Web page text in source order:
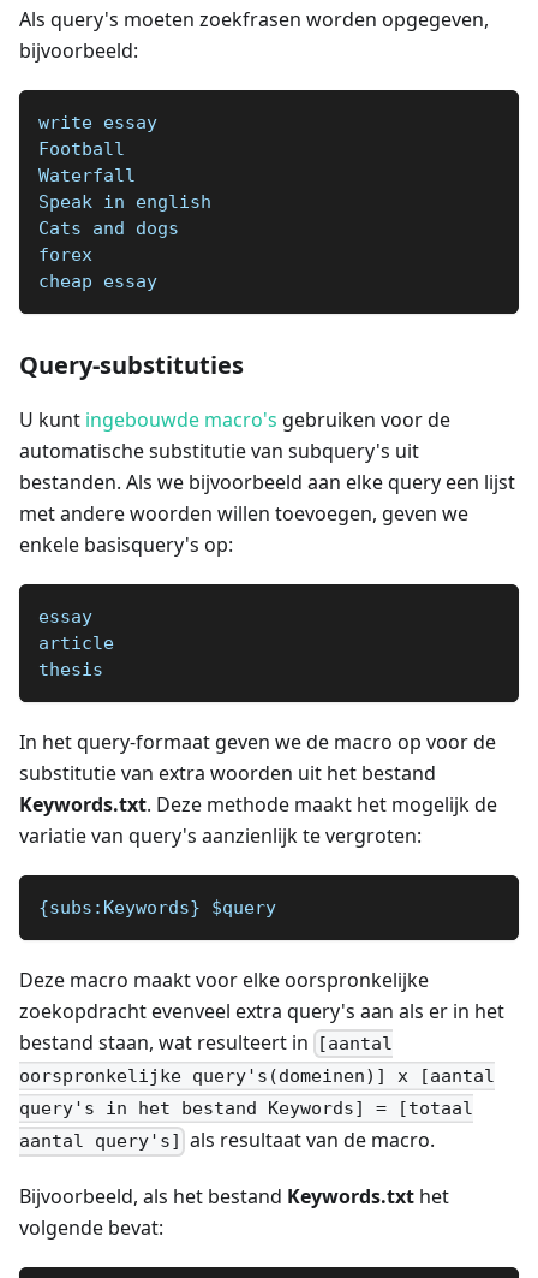
Als query's moeten zoekfrasen worden opgegeven,
bijvoorbeeld:
write essay
Football
Waterfall
Speak in english
Cats and dogs
forex
cheap essay
Query-substituties
U kunt ingebouwde macro's gebruiken voor de
automatische substitutie van subquery's uit
bestanden. Als we bijvoorbeeld aan elke query een lijst
met andere woorden willen toevoegen, geven we
enkele basisquery's op:
essay
article
thesis
In het query-formaat geven we de macro op voor de
substitutie van extra woorden uit het bestand
Keywords.txt. Deze methode maakt het mogelijk de
variatie van query's aanzienlijk te vergroten:
{subs:Keywords} $query
Deze macro maakt voor elke oorspronkelijke
zoekopdracht evenveel extra query's aan als er in het
bestand staan, wat resulteert in
[aantal
oorspronkelijke query's(domeinen)] x [aantal
query's in het bestand Keywords] = [totaal
aantal query's]
als resultaat van de macro.
Bijvoorbeeld, als het bestand Keywords.txt het
volgende bevat: